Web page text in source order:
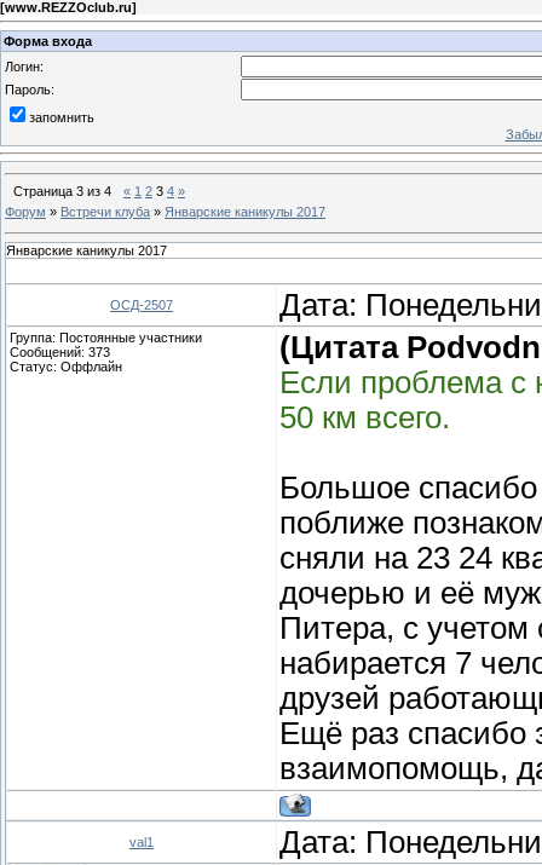
[www.REZZOclub.ru]
Форма входа
Логин:
Пароль:
запомнить
Страница 3 из 4 « 1 2 3 4 »
Форум » Встречи клуба » Январские каникулы 2017
Январские каникулы 2017
ОСД-2507 Дата:
Группа: Постоянные участники
Сообщений: 373
Статус: Оффлайн
(Цитата
Если проблема с
50 км всего.
Большое
поближе
сняли на 23 24
дочерью и её
Питера, с учетом
набирается 7
друзей
Ещё раз спасибо
взаимопомощь,
val1 Дата: